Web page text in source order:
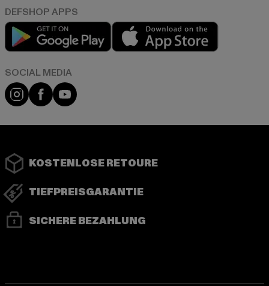
Play market
Instagram
FacebookYouTube
KOSTENLOSE RETOURE
TIEFPREISGARANTIE
SICHERE BEZAHLUNG